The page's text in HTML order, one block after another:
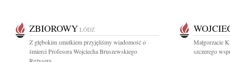
ZBIOROWY ŁÓDŹ
Z głębokim smutkiem przyjęliśmy wiadomość o
śmierci Profesora Wojciecha Bruszewskiego
Małgorzacie
szczerego